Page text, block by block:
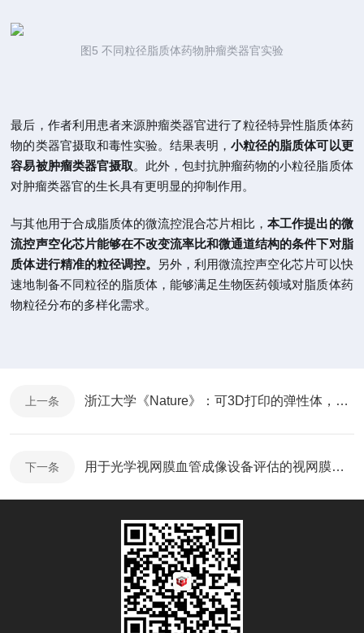
图5 不同粒径脂质体药物肿瘤类器官实验
最后，作者利用患者来源肿瘤类器官进行了粒径特异性脂质体药
物的类器官摄取和毒性实验。结果表明，小粒径的脂质体可以更
容易被肿瘤类器官摄取。此外，包封抗肿瘤药物的小粒径脂质体
对肿瘤类器官的生长具有更明显的抑制作用。
与其他用于合成脂质体的微流控混合芯片相比，本工作提出的微
流控声空化芯片能够在不改变流率比和微通道结构的条件下对脂
质体进行精准的粒径调控。
另外，利用微流控声空化芯片可以快
速地制备不同粒径的脂质体，能够满足生物医药领域对脂质体药
物粒径分布的多样化需求。
上一条 浙江大学《Nature》：可3D打印的弹性体，具有超高强度和韧性！
下一条 用于光学视网膜血管成像设备评估的视网膜多血管网络模型的快速原型设计